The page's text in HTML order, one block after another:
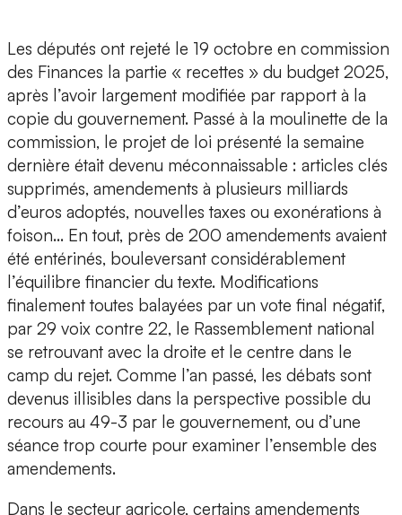
Les députés ont rejeté le 19 octobre en commission
des Finances la partie « recettes » du budget 2025,
après l’avoir largement modifiée par rapport à la
copie du gouvernement. Passé à la moulinette de la
commission, le projet de loi présenté la semaine
dernière était devenu méconnaissable : articles clés
supprimés, amendements à plusieurs milliards
d’euros adoptés, nouvelles taxes ou exonérations à
foison… En tout, près de 200 amendements avaient
été entérinés, bouleversant considérablement
l’équilibre financier du texte. Modifications
finalement toutes balayées par un vote final négatif,
par 29 voix contre 22, le Rassemblement national
se retrouvant avec la droite et le centre dans le
camp du rejet. Comme l’an passé, les débats sont
devenus illisibles dans la perspective possible du
recours au 49-3 par le gouvernement, ou d’une
séance trop courte pour examiner l’ensemble des
amendements.
Dans le secteur agricole, certains amendements